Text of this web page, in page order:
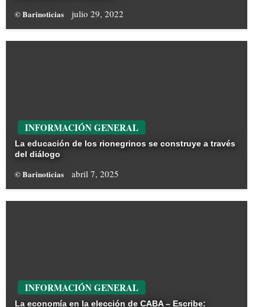
© Barinoticias julio 29, 2022
INFORMACIÓN GENERAL
La educación de los rionegrinos se construye a través
del diálogo
© Barinoticias abril 7, 2025
INFORMACIÓN GENERAL
La economía en la elección de CABA – Escribe: